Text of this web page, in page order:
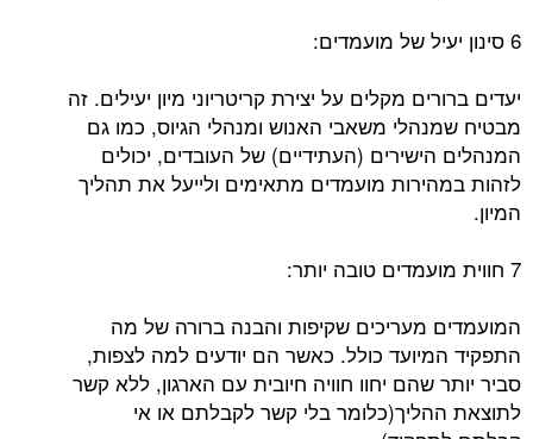
6 סינון יעיל של מועמדים:
יעדים ברורים מקלים על יצירת קריטריוני מיון יעילים. זה
מבטיח שמנהלי משאבי האנוש ומנהלי הגיוס, כמו גם
המנהלים הישירים (העתידיים) של העובדים, יכולים
לזהות במהירות מועמדים מתאימים ולייעל את תהליך
המיון.
7 חווית מועמדים טובה יותר:
המועמדים מעריכים שקיפות והבנה ברורה של מה
התפקיד המיועד כולל. כאשר הם יודעים למה לצפות,
סביר יותר שהם יחוו חוויה חיובית עם הארגון, ללא קשר
לתוצאת ההליך(כלומר בלי קשר לקבלתם או אי